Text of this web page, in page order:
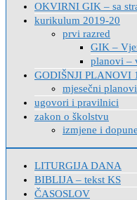
OKVIRNI GIK – sa
kurikulum 2019-20
prvi razred
GIK –
planovi –
GODIŠNJI PLANOVI
mjesečni
ugovori i pravilnici
zakon o školstvu
izmjene i
LITURGIJA DANA
BIBLIJA – tekst KS
ČASOSLOV